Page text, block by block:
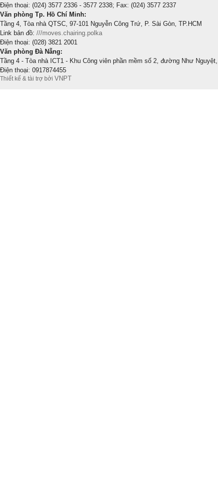
Điện thoại: (024) 3577 2336 - 3577 2338; Fax: (024) 3577 2337
Văn phòng Tp. Hồ Chí Minh:
Tầng 4, Tòa nhà QTSC, 97-101 Nguyễn Công Trứ, P. Sài Gòn, TP.HCM
Link bản đồ: ///moves.chairing.polka
Điện thoại: (028) 3821 2001
Văn phòng Đà Nẵng:
Tầng 4 - Tòa nhà ICT1 - Khu Công viên phần mềm số 2, đường Như
Điện thoại: 0917874455
Thiết kế & tài trợ bởi VNPT